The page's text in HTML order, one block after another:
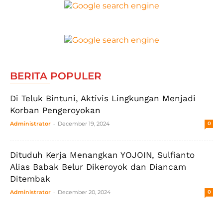
BERITA POPULER
Di Teluk Bintuni, Aktivis Lingkungan Menjadi
Korban Pengeroyokan
Administrator - December 19, 2024 0
Dituduh Kerja Menangkan YOJOIN, Sulfianto
Alias Babak Belur Dikeroyok dan Diancam
Ditembak
Administrator - December 20, 2024 0